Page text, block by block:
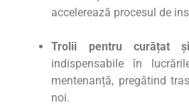
accelerează procesul de
Trolii pentru curățat
indispensabile în
mentenanță, pregătind
noi.